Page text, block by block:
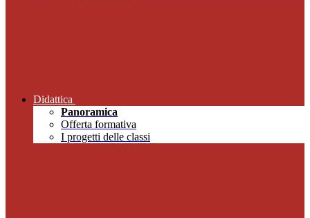
Didattica
Panoramica
Offerta formativa
I progetti delle classi